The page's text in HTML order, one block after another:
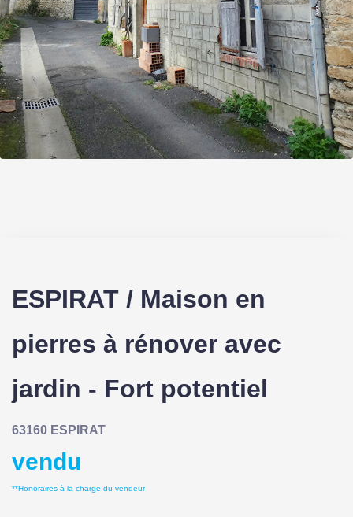
ESPIRAT / Maison en
pierres à rénover avec
jardin - Fort potentiel
63160 ESPIRAT
vendu
**Honoraires à la charge du vendeur